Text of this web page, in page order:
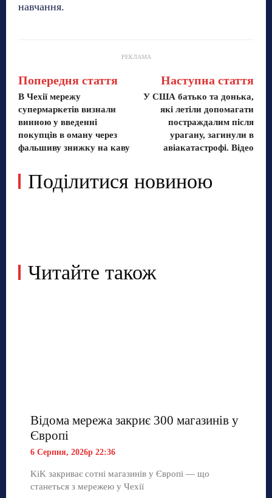
навчання.
РЕКЛАМА
Попередня стаття
В Чехії мережу
супермаркетів визнали
винною у введенні
покупців в оману через
фальшиву знижку на каву
Наступна стаття
У США батько та донька,
які летіли допомагати
постраждалим після
урагану, загинули в
авіакатастрофі. Відео
Поділитися новиною
Читайте також
Відома мережа закриє 300 магазинів у
Європі
6 Серпня, 2026р 22:36
KiK закриває сотні магазинів у Європі — що
станеться з мережею у Чехії